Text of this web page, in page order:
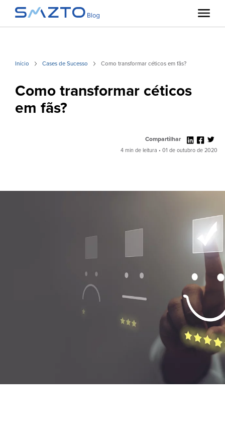
Início Cases de Sucesso Como transformar céticos em fãs?
Como transformar céticos
em fãs?
Compartilhar
4 min de leitura • 01 de outubro de 2020